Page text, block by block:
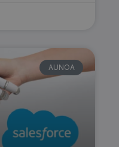
AUNOA